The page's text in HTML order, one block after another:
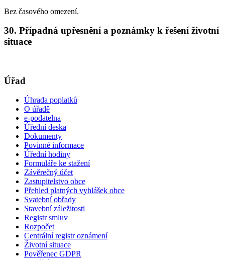
Bez časového omezení.
30. Případná upřesnění a poznámky k řešení životní
situace
Úřad
Úhrada poplatků
O úřadě
e-podatelna
Úřední deska
Dokumenty
Povinné informace
Úřední hodiny
Formuláře ke stažení
Závěrečný účet
Zastupitelstvo obce
Přehled platných vyhlášek obce
Svatební obřady
Stavební záležitosti
Registr smluv
Rozpočet
Centrální registr oznámení
Životní situace
Pověřenec GDPR